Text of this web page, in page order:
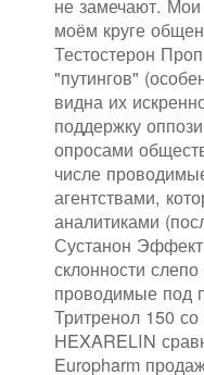
не замечают.
моём круге
Тестостерон
"путингов"
видна их
поддержку
опросами
числе
агентствами,
аналитиками
Сустанон
склонности
проводимые под
Тритренол 150
HEXARELIN
Europharm